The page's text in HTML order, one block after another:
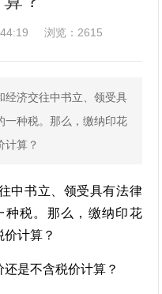
浏览：2615
经济交往中书立、领受具
一种税。那么，缴纳印花
计算？
中书立、领受具有法律
种税。那么，缴纳印花
计算？